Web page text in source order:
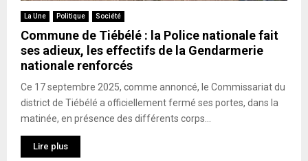
La Une Politique Société
Commune de Tiébélé : la Police nationale fait
ses adieux, les effectifs de la Gendarmerie
nationale renforcés
Ce 17 septembre 2025, comme annoncé, le Commissariat du
district de Tiébélé a officiellement fermé ses portes, dans la
matinée, en présence des différents corps...
Lire plus